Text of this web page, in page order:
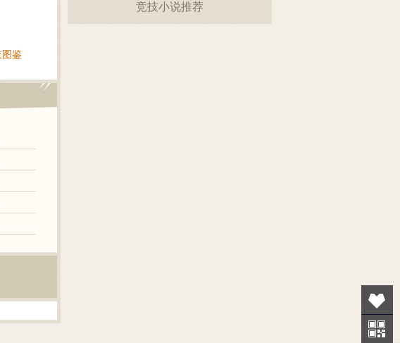
图鉴
竞技小说推荐